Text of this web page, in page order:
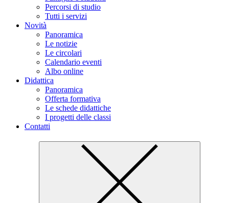
Percorsi di studio
Tutti i servizi
Novità
Panoramica
Le notizie
Le circolari
Calendario eventi
Albo online
Didattica
Panoramica
Offerta formativa
Le schede didattiche
I progetti delle classi
Contatti